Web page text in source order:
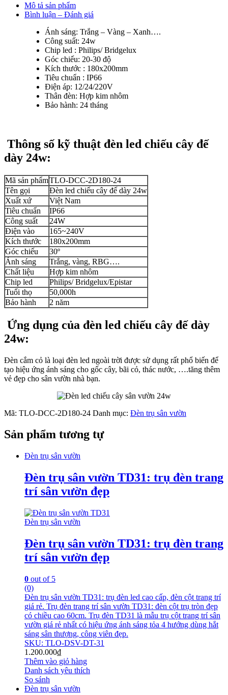
Mô tả sản phẩm
Bình luận – Đánh giá
Ánh sáng: Trắng – Vàng – Xanh….
Công suất: 24w
Chip led : Philips/ Bridgelux
Góc chiếu: 20-30 độ
Kích thước : 180x200mm
Tiêu chuẩn : IP66
Điện áp: 12/24/220V
Thân đèn: Hợp kim nhôm
Bảo hành: 24 tháng
Thông số kỹ thuật đèn led chiếu cây đế
dày 24w:
Mã sản phẩmTLO-DCC-2D180-24
Tên gọi
Đèn led chiếu cây đế dày 24w
Xuất xứ
Việt Nam
Tiêu chuẩn
IP66
Công suất
24W
Điện vào
165~240V
Kích thước
180x200mm
Góc chiếu
30º
Ánh sáng
Trắng, vàng, RBG….
Chất liệu
Hợp kim nhôm
Chip led
Philips/ Bridgelux/Epistar
Tuổi thọ
50,000h
Bảo hành
2 năm
Ứng dụng của đèn led chiếu cây đế dày
24w:
Đèn cắm cỏ là loại đèn led ngoài trời được sử dụng rất phổ biến để
tạo hiệu ứng ánh sáng cho gốc cây, bãi cỏ, thác nước, ….tăng thêm
vẻ đẹp cho sân vườn nhà bạn.
Mã: TLO-DCC-2D180-24 Danh mục: Đèn trụ sân vườn
Sản phẩm tương tự
Đèn trụ sân vườn
Đèn trụ sân vườn TD31: trụ đèn trang
trí sân vườn đẹp
Đèn trụ sân vườn
Đèn trụ sân vườn TD31: trụ đèn trang
trí sân vườn đẹp
0 out of 5
(0)
Đèn trụ sân vườn TD31: trụ đèn led cao cấp, đèn cột trang trí
giá rẻ. Trụ đèn trang trí sân vườn TD31: đèn cột trụ tròn đẹp
có chiều cao 60cm. Trụ đèn TD31 là mẫu trụ cột trang trí sân
vườn giá rẻ nhất có hiệu ứng ánh sáng tỏa 4 hướng dùng hắt
sáng sân thượng, công viên đẹp.
SKU: TLO-DSV-DT-31
1.200.000₫
Thêm vào giỏ hàng
Danh sách yêu thích
So sánh
Đèn trụ sân vườn